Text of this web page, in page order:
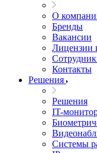
О
Бренды
Вакансии
Лицензии
Контакты
Решения
Решения
IT-
Системы